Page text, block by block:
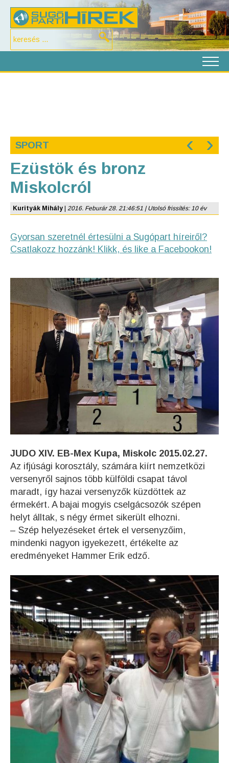
SPORT ‹ ›
Ezüstök és bronz
Miskolcról
Kurityák Mihály 2016. Feburár 28. 21:46:51 | Utolsó frissítés: 10 év
Gyorsan szeretnél értesülni a Sugópart híreiről?
Csatlakozz hozzánk! Klikk, és like a Facebookon!
JUDO XIV. EB-Mex Kupa, Miskolc 2015.02.27.
Az ifjúsági korosztály, számára kiírt nemzetközi
versenyről sajnos több külföldi csapat távol
maradt, így hazai versenyzők küzdöttek az
érmekért. A bajai mogyis cselgácsozók szépen
helyt álltak, s négy érmet sikerült elhozni.
– Szép helyezéseket értek el versenyzőim,
mindenki nagyon igyekezett, értékelte az
eredményeket Hammer Erik edző.